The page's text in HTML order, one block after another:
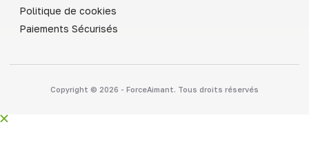
Politique de cookies
Paiements Sécurisés
Copyright © 2026 - ForceAimant. Tous droits réservés